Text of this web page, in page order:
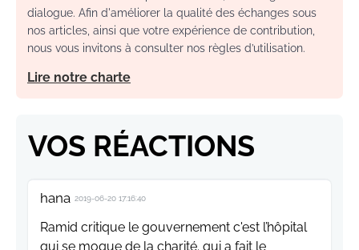
dialogue. Afin d'améliorer la qualité des échanges sous
nos articles, ainsi que votre expérience de contribution,
nous vous invitons à consulter nos règles d’utilisation.
Lire notre charte
VOS RÉACTIONS
hana 2019-06-20 17:16:40
Ramid critique le gouvernement c'est l’hôpital
qui se moque de la charité. qui a fait le